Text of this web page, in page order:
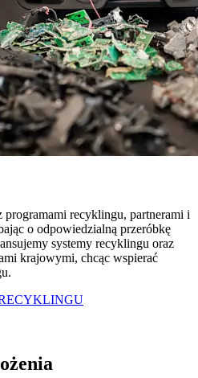
programami recyklingu, partnerami i
o odpowiedzialną przeróbkę
systemy recyklingu oraz
krajowymi, chcąc wspierać